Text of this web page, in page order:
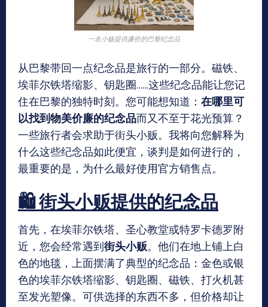
一名小贩提供廉价的巴黎纪念品
从巴黎带回一点纪念品是旅行的一部分。磁铁、
埃菲尔铁塔缩影、钥匙圈……这些纪念品能让您记
住在巴黎的独特时刻。您可能想知道： 在哪里可
以找到物美价廉的纪念品而又不至于花光预算？
一些旅行者会求助于街头小贩。我将向您解释为
什么这些纪念品如此便宜，谈判是如何进行的，
最重要的是，为什么最好使用官方销售点。
🛍️ 街头小贩提供的纪念品
首先，在埃菲尔铁塔、圣心教堂或特罗卡德罗附
近，您会经常遇到街头小贩。他们在地上铺上白
色的地毯，上面摆满了典型的纪念品：金色或银
色的埃菲尔铁塔缩影、钥匙圈、磁铁、打火机甚
至发光塑像。可供选择的东西不多，但价格却让